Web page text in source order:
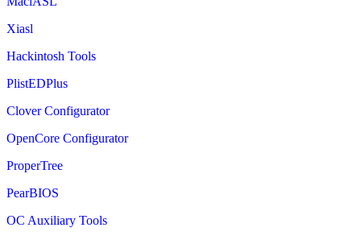
Xiasl
Hackintosh Tools
PlistEDPlus
Clover Configurator
OpenCore Configurator
ProperTree
PearBIOS
OC Auxiliary Tools